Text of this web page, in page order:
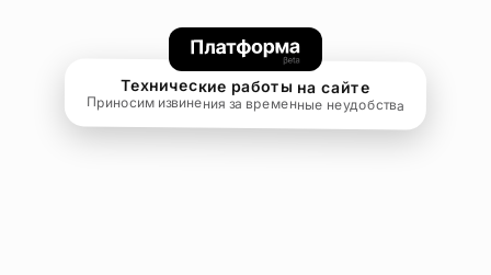
Технические работы на сайте
Приносим извинения за временные неудобства